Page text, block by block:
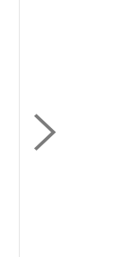
M351/